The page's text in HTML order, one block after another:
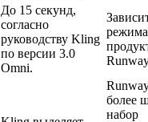
До 15 секунд,
согласно
руководству Kling
по версии 3.0
Omni.
более
набор